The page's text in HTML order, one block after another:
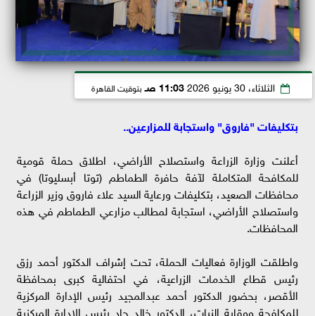
الثلاثاء، 30 يونيو 2026 11:03 صـ بتوقيت القاهرة
بتكليفات "فاروق" واستجابة للمزارعين..
أعلنت وزارة الزراعة واستصلاح الأراضي، اطلاق حملة قومية
للمكافحة المتكاملة لآفة حافرة الطماطم (توتا أبسليوتا) في
محافظات الصعيد، بتكليفات ورعاية السيد علاء فاروق وزير الزراعة
واستصلاح الأراضي، استجابة لمطالب مزارعي الطماطم في هذه
المحافظات.
واطلقت الوزارة فعاليات الحملة، تحت إشراف الدكتور أحمد رزق
رئيس قطاع الخدمات الزراعية، في احتفالية كبرى بمحافظة
الأقصر، بحضور الدكتور أحمد عبدالمجيد رئيس الإدارة المركزية
للمكافحة ووقاية النبات، الدكتور خالد جاد رئيس الإدارة المركزية